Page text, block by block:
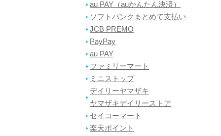
au PAY（auかんたん決済）
ソフトバンクまとめて支払い
JCB PREMO
PayPay
au PAY
ファミリーマート
ミニストップ
デイリーヤマザキ
ヤマザキデイリーストア
セイコーマート
楽天ポイント